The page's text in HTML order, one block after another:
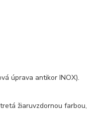
úprava antikor INOX).
žiaruvzdornou farbou,